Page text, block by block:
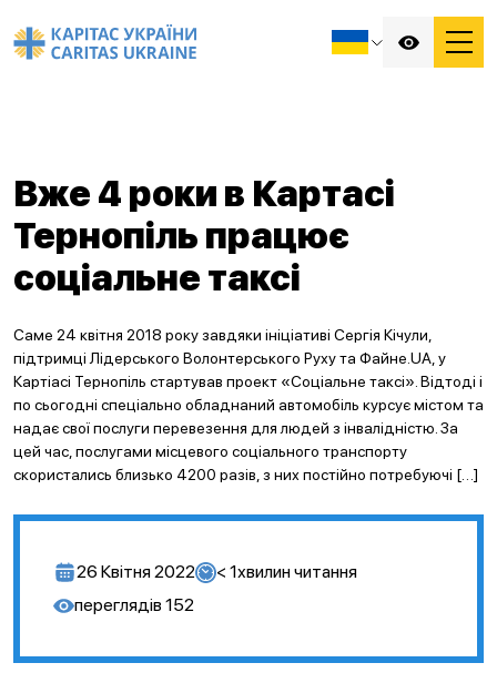
Вже 4 роки в Картасі
Тернопіль працює
соціальне таксі
Саме 24 квітня 2018 року завдяки ініціативі Сергія Кічули,
підтримці Лідерського Волонтерського Руху та Файне.UA, у
Картіасі Тернопіль стартував проект «Соціальне таксі». Відтоді і
по сьогодні спеціально обладнаний автомобіль курсує містом та
надає свої послуги перевезення для людей з інвалідністю. За
цей час, послугами місцевого соціального транспорту
скористались близько 4200 разів, з них постійно потребуючі […]
26 Квітня 2022 < 1хвилин читання
переглядів 152